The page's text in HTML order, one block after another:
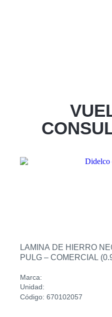
LAMINA DE HIERRO
PULG – COMERCIAL
Marca:
Unidad:
Código: 670102057